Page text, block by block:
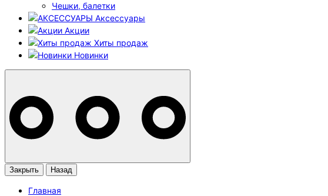
Чешки, балетки
Аксессуары
Акции
Хиты продаж
Новинки
Закрыть Назад
Главная